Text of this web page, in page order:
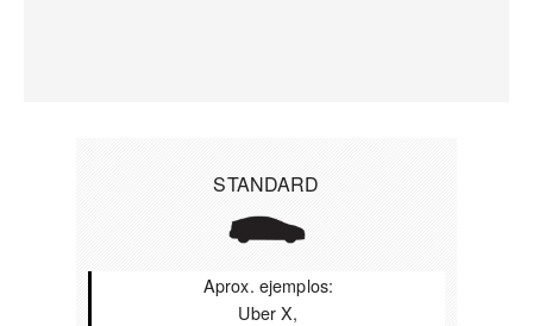
STANDARD
Aprox. ejemplos:
Uber X,